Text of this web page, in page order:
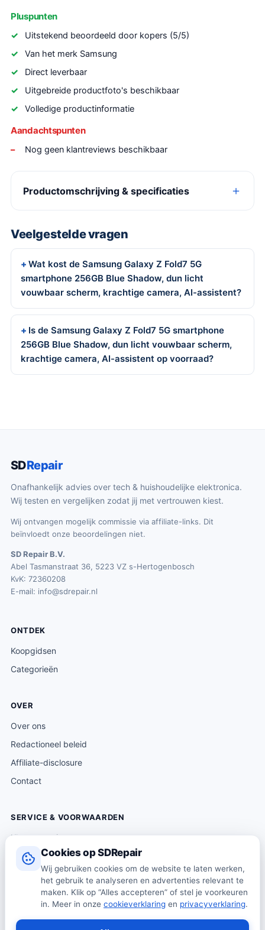
Cookies op SDRepair
Wij gebruiken cookies om de website te laten werken,
het gebruik te analyseren en advertenties relevant te
maken. Klik op “Alles accepteren” of stel je voorkeuren
in. Meer in onze cookieverklaring en privacyverklaring.
Pluspunten
Uitstekend beoordeeld door kopers (5/5)
Van het merk Samsung
Direct leverbaar
Uitgebreide productfoto's beschikbaar
Volledige productinformatie
Aandachtspunten
Nog geen klantreviews beschikbaar
Productomschrijving & specificaties
Veelgestelde vragen
Wat kost de Samsung Galaxy Z Fold7 5G
smartphone 256GB Blue Shadow, dun licht
vouwbaar scherm, krachtige camera, AI-assistent?
Is de Samsung Galaxy Z Fold7 5G smartphone
256GB Blue Shadow, dun licht vouwbaar scherm,
krachtige camera, AI-assistent op voorraad?
SDRepair
Onafhankelijk advies over tech & huishoudelijke elektronica.
Wij testen en vergelijken zodat jij met vertrouwen kiest.
Wij ontvangen mogelijk commissie via affiliate-links. Dit
beïnvloedt onze beoordelingen niet.
SD Repair B.V.
Abel Tasmanstraat 36, 5223 VZ s-Hertogenbosch
KvK: 72360208
E-mail: info@sdrepair.nl
ONTDEK
Koopgidsen
Categorieën
OVER
Over ons
Redactioneel beleid
Affiliate-disclosure
Contact
SERVICE & VOORWAARDEN
Klantenservice
Verzending & levering
Retourneren
Algemene voorwaarden